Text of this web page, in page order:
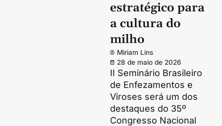
estratégico para
a cultura do
milho
Miriam Lins
28 de maio de 2026
II Seminário Brasileiro
de Enfezamentos e
Viroses será um dos
destaques do 35º
Congresso Nacional